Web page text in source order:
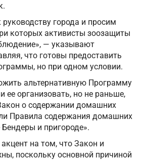
города и просим
которых активисты зоозащиты
— указывают
что готовы предоставить
но при одном условии.
альтернативную Программу
ее организовать, но не раньше,
о содержании домашних
Правила содержания домашних
и пригороде».
на том, что Закон и
поскольку основной причиной